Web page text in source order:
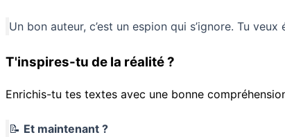
Un bon auteur, c’est un espion qui s’ignore. Tu
T'inspires-tu de la réalité ?
Enrichis-tu tes textes avec une bonne
📝 Et maintenant ?